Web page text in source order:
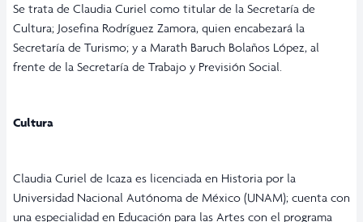
Se trata de Claudia Curiel como titular de la Secretaría de
Cultura; Josefina Rodríguez Zamora, quien encabezará la
Secretaría de Turismo; y a Marath Baruch Bolaños López, al
frente de la Secretaría de Trabajo y Previsión Social.
Cultura
Claudia Curiel de Icaza es licenciada en Historia por la
Universidad Nacional Autónoma de México (UNAM); cuenta con
una especialidad en Educación para las Artes con el programa